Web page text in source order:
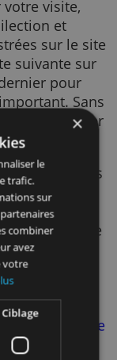
envoyé à
consulté.
sur votre
et
sur
ce dernier
important.
pourrait
de
recours
des
nombre de
aider à
le
notre trafic.
sur
nos partenaires
les combiner
leur avez
de votre